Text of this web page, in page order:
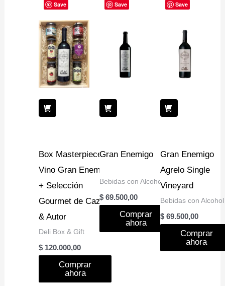
Save
Box Masterpiece:
Vino Gran Enemigo
+ Selección
Gourmet de Caza
& Autor
Deli Box & Gift
$ 120.000,00
Comprar
ahora
Save
Gran Enemigo
Bebidas con Alcohol
$ 69.500,00
Comprar
ahora
Save
Gran Enemigo
Agrelo Single
Vineyard
Bebidas con Alcohol
$69.500,00
Comprar
ahora